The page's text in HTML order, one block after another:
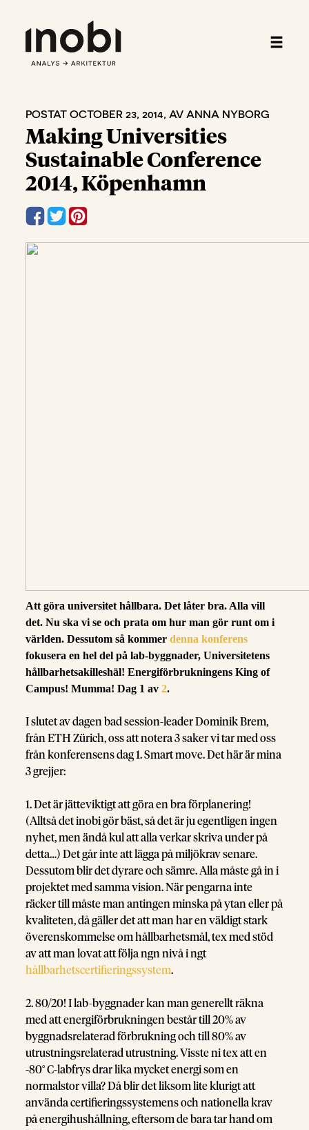
POSTAT OCTOBER 23, 2014, AV ANNA NYBORG
Making Universities
Sustainable Conference
2014, Köpenhamn
Att göra universitet hållbara. Det låter bra. Alla vill
det. Nu ska vi se och prata om hur man gör runt om i
världen. Dessutom så kommerdenna konferens
fokusera en hel del på lab-byggnader, Universitetens
hållbarhetsakilleshäl! Energiförbrukningens King of
Campus! Mumma! Dag 1 av2.
I slutet av dagen bad session-leader Dominik Brem,
från ETH Zürich, oss att notera 3 saker vi tar med oss
från konferensens dag 1. Smart move. Det här är mina
3 grejjer:
1. Det är jätteviktigt att göra en bra förplanering!
(Alltså det inobi gör bäst, så det är ju egentligen ingen
nyhet, men ändå kul att alla verkar skriva under på
detta…) Det går inte att lägga på miljökrav senare.
Dessutom blir det dyrare och sämre. Alla måste gå in i
projektet med samma vision. När pengarna inte
räcker till måste man antingen minska på ytan eller på
kvaliteten, då gäller det att man har en väldigt stark
överenskommelse om hållbarhetsmål, tex med stöd
av att man lovat att följa ngn nivå i ngt
hållbarhetscertifieringssystem.
2. 80/20! I lab-byggnader kan man generellt räkna
med att energiförbrukningen består till 20% av
byggnadsrelaterad förbrukning och till 80% av
utrustningsrelaterad utrustning. Visste ni tex att en
-80° C-labfrys drar lika mycket energi som en
normalstor villa? Då blir det liksom lite klurigt att
använda certifieringssystemens och nationella krav
på energihushållning, eftersom de bara tar hand om